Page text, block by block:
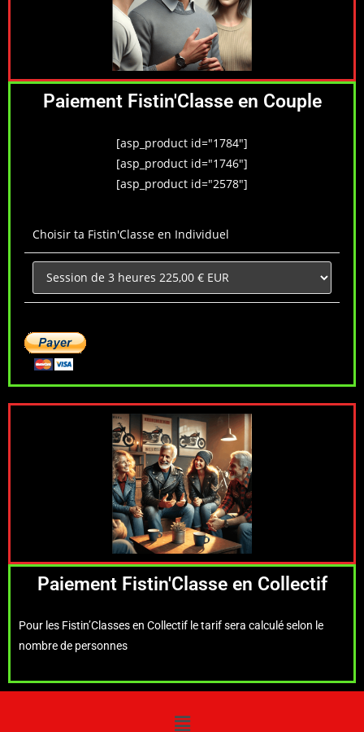
Paiement Fistin'Classe en Couple
[asp_product id="1784"]
[asp_product id="1746"]
[asp_product id="2578"]
Choisir ta Fistin'Classe en Individuel
Paiement Fistin'Classe en Collectif
Pour les Fistin’Classes en Collectif le tarif sera calculé selon le
nombre de personnes